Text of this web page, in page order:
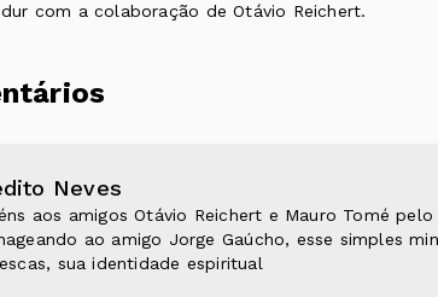
com a colaboração de Otávio Reichert.
aos amigos Otávio Reichert e Mauro Tomé
ao amigo Jorge Gaúcho, esse simples
sua identidade espiritual
Neves